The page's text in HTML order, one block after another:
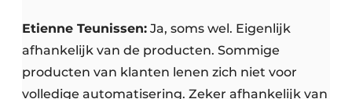
Etienne Teunissen: Ja, soms wel. Eigenlijk
afhankelijk van de producten. Sommige
producten van klanten lenen zich niet voor
volledige automatisering. Zeker afhankelijk van